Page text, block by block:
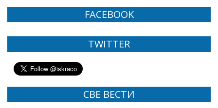
FACEBOOK
TWITTER
СВЕ ВЕСТИ